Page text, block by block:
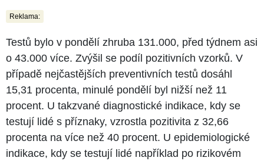
Reklama:
Testů bylo v pondělí zhruba 131.000, před týdnem asi
o 43.000 více. Zvýšil se podíl pozitivních vzorků. V
případě nejčastějších preventivních testů dosáhl
15,31 procenta, minulé pondělí byl nižší než 11
procent. U takzvané diagnostické indikace, kdy se
testují lidé s příznaky, vzrostla pozitivita z 32,66
procenta na více než 40 procent. U epidemiologické
indikace, kdy se testují lidé například po rizikovém